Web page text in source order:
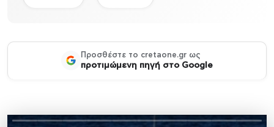
Προσθέστε το cretaone.gr ως
προτιμώμενη πηγή στο Google